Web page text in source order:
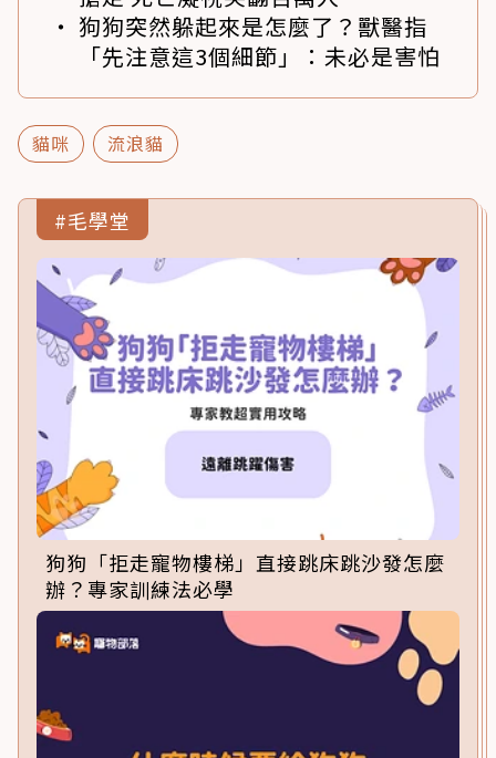
狗狗突然躲起來是怎麼了？獸醫指
「先注意這3個細節」：未必是害怕
貓咪 流浪貓
#毛學堂
狗狗「拒走寵物樓梯」直接跳床跳沙發怎麼
辦？專家訓練法必學